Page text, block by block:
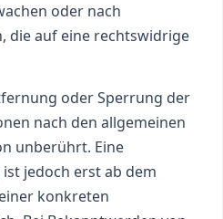
oder nach
die auf eine rechtswidrige
oder Sperrung der
nach den allgemeinen
unberührt. Eine
jedoch erst ab dem
konkreten